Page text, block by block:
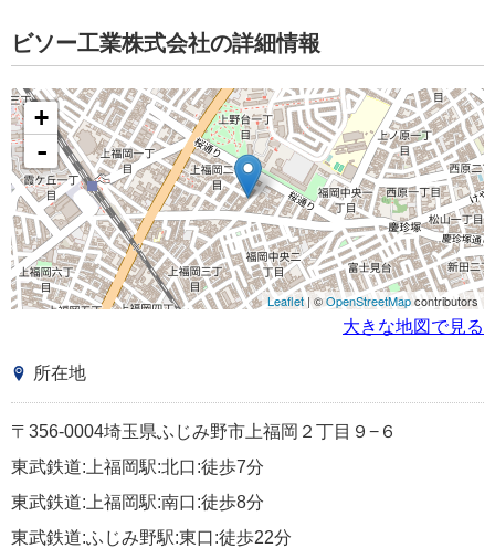
ビソー工業株式会社の詳細情報
+
-
Leaflet| ©OpenStreetMapcontributors
大きな地図で見る
所在地
〒356-0004埼玉県ふじみ野市上福岡２丁目９−６
東武鉄道:上福岡駅:北口:徒歩7分
東武鉄道:上福岡駅:南口:徒歩8分
東武鉄道:ふじみ野駅:東口:徒歩22分